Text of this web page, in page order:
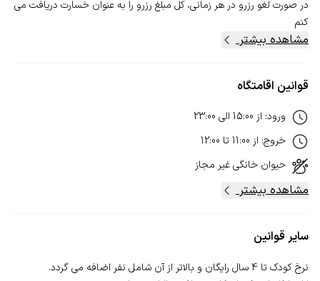
در صورت لغو رزرو در هر زمانی، کل مبلغ رزرو را به عنوان خسارت دریافت می
کنم
مشاهده بیشتر
قوانین اقامتگاه
ورود: از 15:00 الی 23:00
خروج: از 11:00 تا 12:00
حیوان خانگیغیر مجاز
مشاهده بیشتر
سایر قوانین